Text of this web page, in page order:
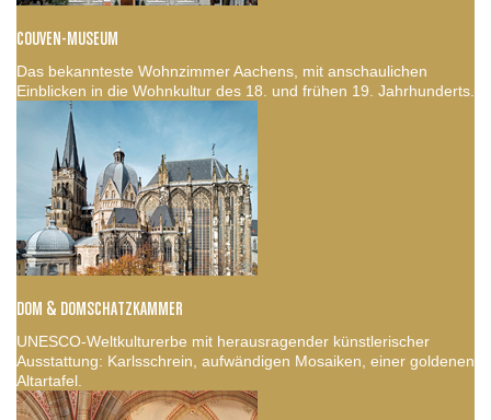
COUVEN-MUSEUM
Das bekannteste Wohnzimmer Aachens, mit anschaulichen
Einblicken in die Wohnkultur des 18. und frühen 19. Jahrhunderts.
DOM & DOMSCHATZKAMMER
UNESCO-Weltkulturerbe mit herausragender künstlerischer
Ausstattung: Karlsschrein, aufwändigen Mosaiken, einer goldenen
Altartafel.